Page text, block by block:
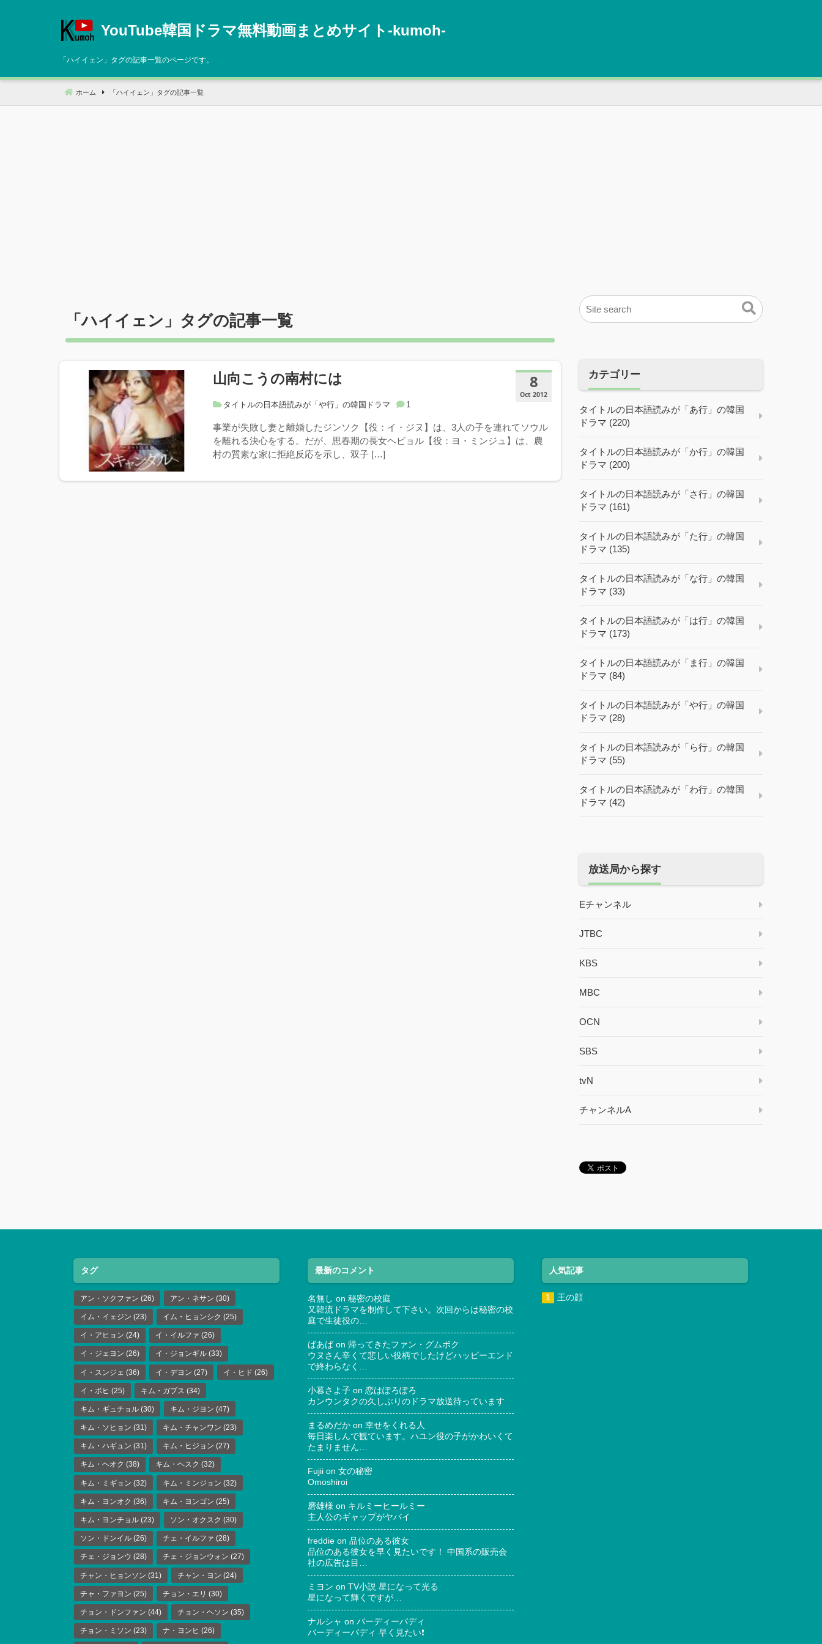
へ
動
YouTube韓国ドラマ無料動画まとめサイト‐kumoh‐
「 ハイイェン 」タグの記事一覧のページです。
ホーム 「 ハイイェン 」タグの記事一覧
「ハイイェン 」タグの記事一覧
8
Oct 2012
山向こうの南村には
タイトルの日本語読みが「や行」の韓国ドラマ 1
事業が失敗し妻と離婚したジンソク【役：イ・ジヌ】は、3人の子を連れてソウル
を離れる決心をする。だが、思春期の長女ヘビョル【役：ヨ・ミンジュ】は、農
村の質素な家に拒絶反応を示し、双子 […]
カテゴリー
タイトルの日本語読みが「あ行」の韓国
ドラマ (220)
タイトルの日本語読みが「か行」の韓国
ドラマ (200)
タイトルの日本語読みが「さ行」の韓国
ドラマ (161)
タイトルの日本語読みが「た行」の韓国
ドラマ (135)
タイトルの日本語読みが「な行」の韓国
ドラマ (33)
タイトルの日本語読みが「は行」の韓国
ドラマ (173)
タイトルの日本語読みが「ま行」の韓国
ドラマ (84)
タイトルの日本語読みが「や行」の韓国
ドラマ (28)
タイトルの日本語読みが「ら行」の韓国
ドラマ (55)
タイトルの日本語読みが「わ行」の韓国
ドラマ (42)
放送局から探す
Eチャンネル
JTBC
KBS
MBC
OCN
SBS
tvN
チャンネルA
タグ
アン・ソクファン (26) アン・ネサン (30)
イム・イェジン (23) イム・ヒョンシク (25)
イ・アヒョン (24) イ・イルファ (26)
イ・ジェヨン (26) イ・ジョンギル (33)
イ・スンジェ (36) イ・デヨン (27) イ・ヒド (26)
イ・ボヒ (25) キム・ガプス (34)
キム・ギュチョル (30) キム・ジヨン (47)
キム・ソヒョン (31) キム・チャンワン (23)
キム・ハギュン (31) キム・ヒジョン (27)
キム・ヘオク (38) キム・ヘスク (32)
キム・ミギョン (32) キム・ミンジョン (32)
キム・ヨンオク (36) キム・ヨンゴン (25)
キム・ヨンチョル (23) ソン・オクスク (30)
ソン・ドンイル (26) チェ・イルファ (28)
チェ・ジョンウ (28) チェ・ジョンウォン (27)
チャン・ヒョンソン (31) チャン・ヨン (24)
チャ・ファヨン (25) チョン・エリ (30)
チョン・ドンファン (44) チョン・ヘソン (35)
チョン・ミソン (23) ナ・ヨンヒ (26)
最新のコメント
名無し on 秘密の校庭
又韓流ドラマを制作して下さい。次回からは秘密の校
庭で生徒役の…
ばあば on 帰ってきたファン・グムボク
ウヌさん辛くて悲しい役柄でしたけどハッピーエンド
で終わらなく…
小暮さよ子 on 恋はぽろぽろ
カンウンタクの久しぶりのドラマ放送待っています
まるめだか on 幸せをくれる人
毎日楽しんで観ています。ハユン役の子がかわいくて
たまりません…
Fujii on 女の秘密
Omoshiroi
磨雄様 on キルミーヒールミー
主人公のギャップがヤバイ
freddie on 品位のある彼女
品位のある彼女を早く見たいです！ 中国系の販売会
社の広告は目…
ミヨン on TV小説 星になって光る
星になって輝くですが…
ナルシャ on バーディーバディ
バーディーバディ 早く見たい❗
人気記事
王の顔